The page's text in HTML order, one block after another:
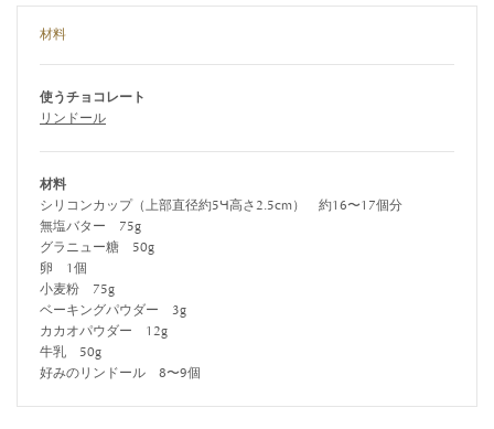
材料
使うチョコレート
リンドール
材料
シリコンカップ（上部直径約5×高さ2.5cm） 約16〜17個分
無塩バター 75g
グラニュー糖 50g
卵 1個
小麦粉 75g
ベーキングパウダー 3g
カカオパウダー 12g
牛乳 50g
好みのリンドール 8〜9個